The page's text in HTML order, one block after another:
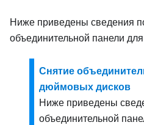
Ниже приведены сведения
объединительной панели
Снятие
дюймовых дисков
Ниже приведены
объединительной